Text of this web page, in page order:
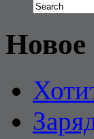
Новое